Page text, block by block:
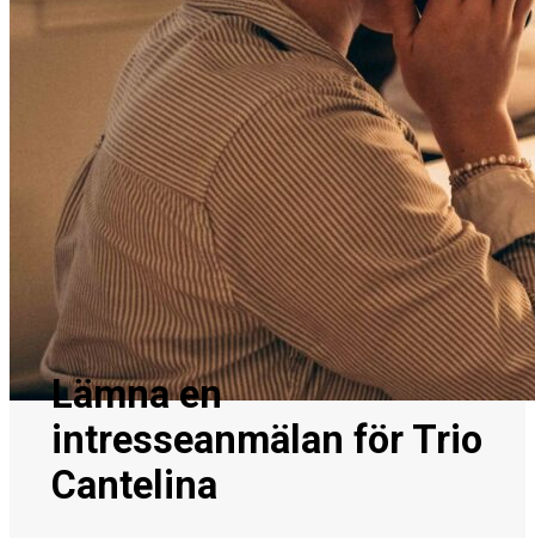
Lämna en
intresseanmälan för Trio
Cantelina